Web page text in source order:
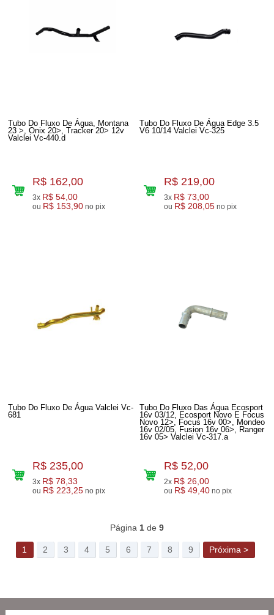
Tubo Do Fluxo De Água, Montana
23 >, Onix 20>, Tracker 20> 12v
Valclei Vc-440.d
R$ 162,00
3x R$ 54,00
ou R$ 153,90 no pix
Tubo Do Fluxo De Água Edge 3.5
V6 10/14 Valclei Vc-325
R$ 219,00
3x R$ 73,00
ou R$ 208,05 no pix
Tubo Do Fluxo De Água Valclei Vc-
681
R$ 235,00
3x R$ 78,33
ou R$ 223,25 no pix
Tubo Do Fluxo Das Água Ecosport
16v 03/12, Ecosport Novo E Focus
Novo 12>, Focus 16v 00>, Mondeo
16v 02/05, Fusion 16v 06>, Ranger
16v 05> Valclei Vc-317.a
R$ 52,00
2x R$ 26,00
ou R$ 49,40 no pix
Página 1de 9
1 2 3 4 5 6 7 8 9 Próxima >